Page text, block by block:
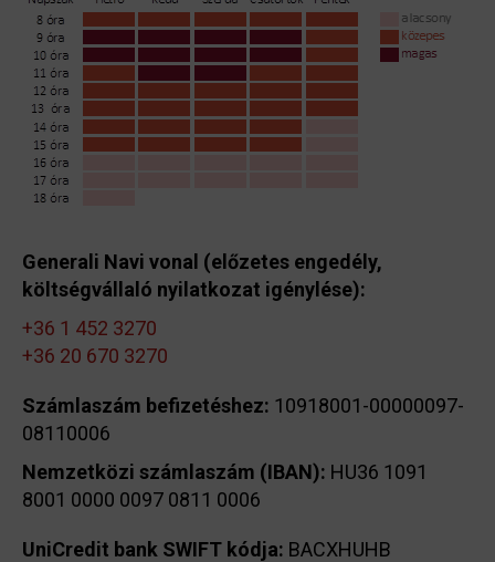
Generali Navi vonal (előzetes engedély,
költségvállaló nyilatkozat igénylése):
+36 1 452 3270
+36 20 670 3270
Számlaszám befizetéshez: 10918001-00000097-
08110006
Nemzetközi számlaszám (IBAN): HU36 1091
8001 0000 0097 0811 0006
UniCredit bank SWIFT kódja: BACXHUHB